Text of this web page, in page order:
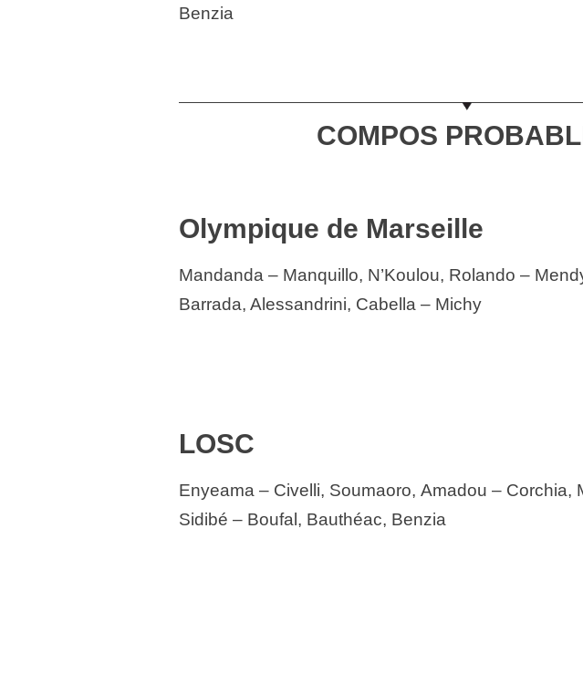
Benzia
COMPOS
Olympique de Marseille
Mandanda – Manquillo, N’Koulou, Rolando –
Barrada, Alessandrini, Cabella – Michy
LOSC
Enyeama – Civelli, Soumaoro, Amadou – Corchia,
Sidibé – Boufal, Bauthéac, Benzia